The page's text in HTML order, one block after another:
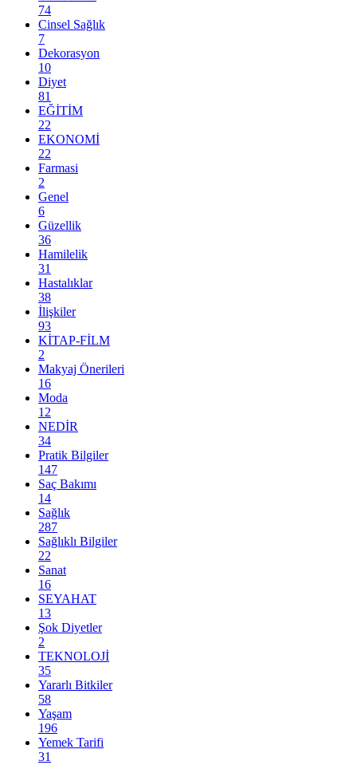
74
Cinsel Sağlık
7
Dekorasyon
10
Diyet
81
EĞİTİM
22
EKONOMİ
22
Farmasi
2
Genel
6
Güzellik
36
Hamilelik
31
Hastalıklar
38
İlişkiler
93
KİTAP-FİLM
2
Makyaj Önerileri
16
Moda
12
NEDİR
34
Pratik Bilgiler
147
Saç Bakımı
14
Sağlık
287
Sağlıklı Bilgiler
22
Sanat
16
SEYAHAT
13
Şok Diyetler
2
TEKNOLOJİ
35
Yararlı Bitkiler
58
Yaşam
196
Yemek Tarifi
31